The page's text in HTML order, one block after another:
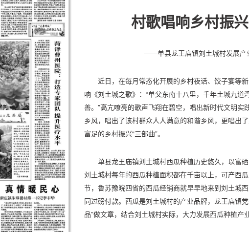
村歌唱响乡村振
——单县龙王庙镇刘土城村发展产
近日，在每月常态化开展的乡村夜话、饺子宴等
响《刘土城之歌》：“单父东南十八里，千年土城九道
善。”高亢嘹亮的歌声飞翔在碧空，唱出新时代文明实
乡风，唱出了该村群众人人满意的和谐乡风，更唱出
富足的乡村振兴“三部曲”。
单县龙王庙镇刘土城村西瓜种植历史悠久，以富
刘土城村每年的西瓜种植面积都在千亩以上，可产西
节，鲁苏豫皖四省的西瓜经销商就早早地来到刘土城
同过磅付款。西瓜是刘土城村的产业品牌，龙王庙镇
品”做文章，结合刘土城村实际，大力发展西瓜种植产业